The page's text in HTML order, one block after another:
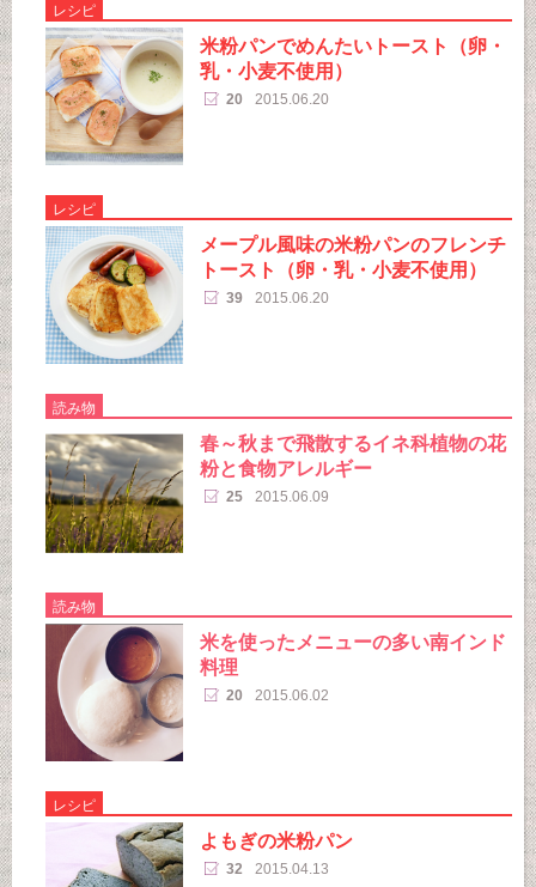
レシピ
米粉パンでめんたいトースト（卵・
乳・小麦不使用）
20 2015.06.20
レシピ
メープル風味の米粉パンのフレンチ
トースト（卵・乳・小麦不使用）
39 2015.06.20
読み物
春～秋まで飛散するイネ科植物の花
粉と食物アレルギー
25 2015.06.09
読み物
米を使ったメニューの多い南インド
料理
20 2015.06.02
レシピ
よもぎの米粉パン
32 2015.04.13